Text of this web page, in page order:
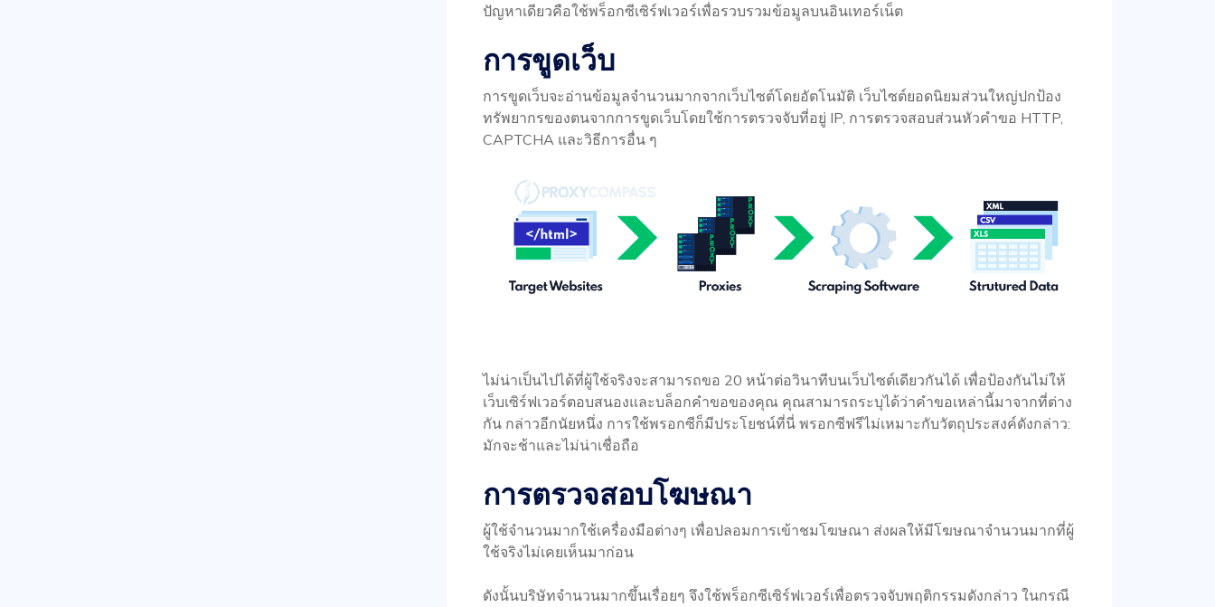
ปัญหาเดียวคือใช้พร็อกซีเซิร์ฟเวอร์เพื่อรวบรวมข้อมูลบนอินเทอร์เน็ต
การขูดเว็บ
การขูดเว็บจะอ่านข้อมูลจำนวนมากจากเว็บไซต์โดยอัตโนมัติ เว็บไซต์ยอดนิยมส่วนใหญ่ปกป้อง
ทรัพยากรของตนจากการขูดเว็บโดยใช้การตรวจจับที่อยู่ IP, การตรวจสอบส่วนหัวคำขอ HTTP,
CAPTCHA และวิธีการอื่น ๆ
ไม่น่าเป็นไปได้ที่ผู้ใช้จริงจะสามารถขอ 20 หน้าต่อวินาทีบนเว็บไซต์เดียวกันได้ เพื่อป้องกันไม่ให้
เว็บเซิร์ฟเวอร์ตอบสนองและบล็อกคำขอของคุณ คุณสามารถระบุได้ว่าคำขอเหล่านี้มาจากที่ต่าง
กัน กล่าวอีกนัยหนึ่ง การใช้พรอกซีก็มีประโยชน์ที่นี่ พรอกซีฟรีไม่เหมาะกับวัตถุประสงค์ดังกล่าว:
มักจะช้าและไม่น่าเชื่อถือ
การตรวจสอบโฆษณา
ผู้ใช้จำนวนมากใช้เครื่องมือต่างๆ เพื่อปลอมการเข้าชมโฆษณา ส่งผลให้มีโฆษณาจำนวนมากที่ผู้
ใช้จริงไม่เคยเห็นมาก่อน
ดังนั้นบริษัทจำนวนมากขึ้นเรื่อยๆ จึงใช้พร็อกซีเซิร์ฟเวอร์เพื่อตรวจจับพฤติกรรมดังกล่าว ในกรณี